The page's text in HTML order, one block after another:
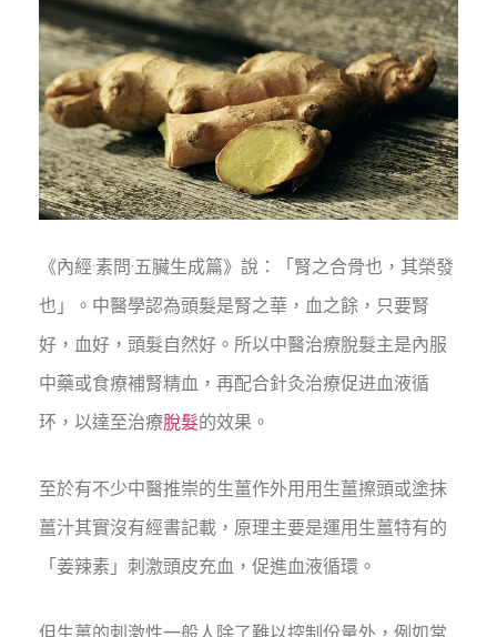
《內經·素問·五臟生成篇》說：「腎之合骨也，其榮發
也」。中醫學認為頭髮是腎之華，血之餘，只要腎
好，血好，頭髮自然好。所以中醫治療脫髮主是內服
中藥或食療補腎精血，再配合針灸治療促进血液循
环，以達至治療脫髮的效果。
至於有不少中醫推崇的生薑作外用用生薑擦頭或塗抹
薑汁其實沒有經書記載，原理主要是運用生薑特有的
「姜辣素」刺激頭皮充血，促進血液循環。
但生薑的刺激性一般人除了難以控制份量外，例如常